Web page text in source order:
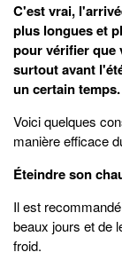
C'est vrai,
plus longues et
pour vérifier que
surtout avant
un certain temps.
Voici quelques
manière efficace
Éteindre son
Il est
beaux jours et de
froid.